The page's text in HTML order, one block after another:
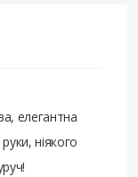
елегантна
ніякого